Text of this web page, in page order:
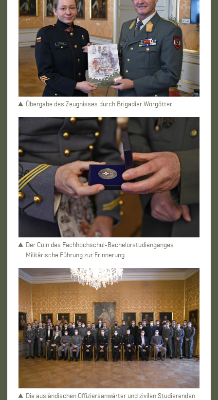
Übergabe des Zeugnisses durch Brigadier Wörgötter
Der Coin des Fachhochschul-Bachelorstudienganges
Militärische Führung zur Erinnerung
Die ausländischen Offiziersanwärter und zivilen Studierenden